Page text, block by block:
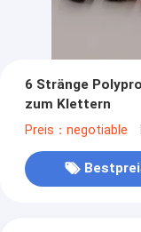
6 Stränge
zum Klettern
Preis：negotiable